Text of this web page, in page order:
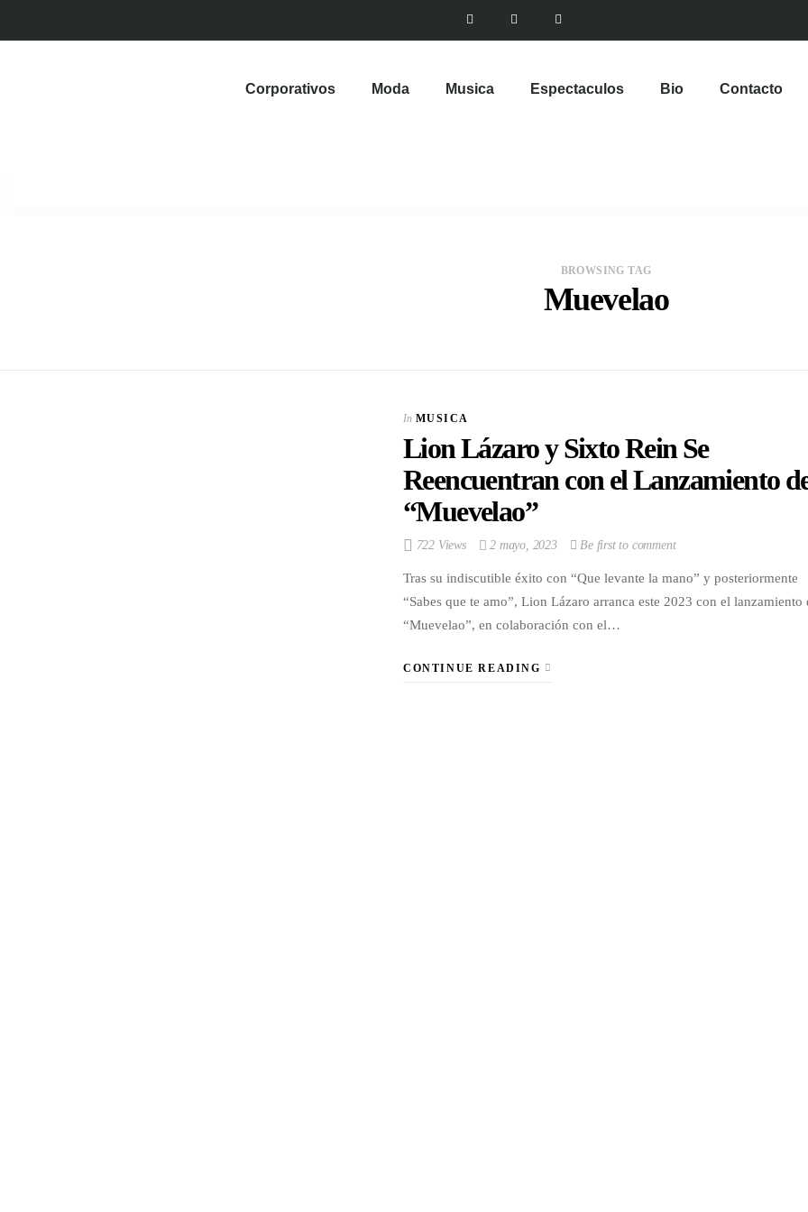
Corporativos Moda Musica Espectaculos Bio Contacto
BROWSING TAG
Muevelao
In MUSICA
Lion Lázaro y Sixto Rein Se
Reencuentran con el Lanzamiento
“Muevelao”
722 Views 2 mayo, 2023 Be first to comment
Tras su indiscutible éxito con “Que levante la mano” y posteriormente
“Sabes que te amo”, Lion Lázaro arranca este 2023 con el lanzamiento
“Muevelao”, en colaboración con el…
CONTINUE READING
In ESPECTACULOS
Hispanoamericana